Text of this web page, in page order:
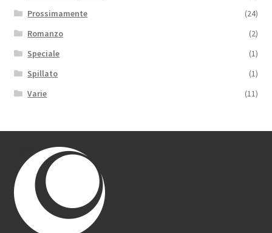
Prossimamente
(24)
Romanzo
(2)
Speciale
(1)
Spillato
(1)
Varie
(11)